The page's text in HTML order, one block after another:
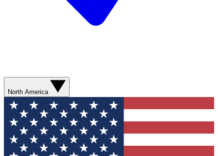
North America